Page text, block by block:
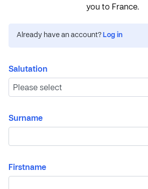
you to France.
Already have an account? Log in
Salutation
Surname
Firstname